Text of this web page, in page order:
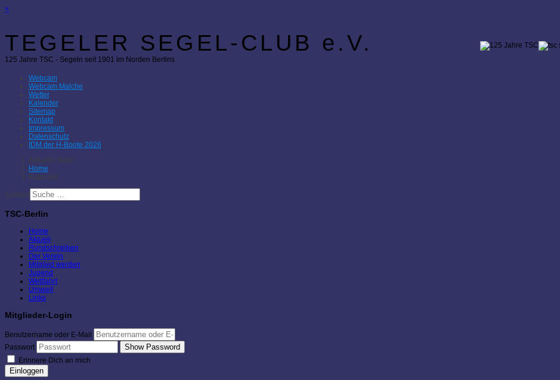
×
TEGELER SEGEL-CLUB e.V.
125 Jahre TSC - Segeln seit 1901 im Norden Berlins
Webcam
Webcam Malche
Wetter
Kalender
Sitemap
Kontakt
Impressum
Datenschutz
IDM der H-Boote 2026
Aktuelle Seite:
Home
Kalender
Suchen
TSC-Berlin
Home
Aktuell
Rundschreiben
Der Verein
Mitglied werden
Jugend
Wettfahrt
Umwelt
Links
Mitglieder-Login
Benutzername oder E-Mail
Passwort
Show Password
Erinnere Dich an mich
Einloggen